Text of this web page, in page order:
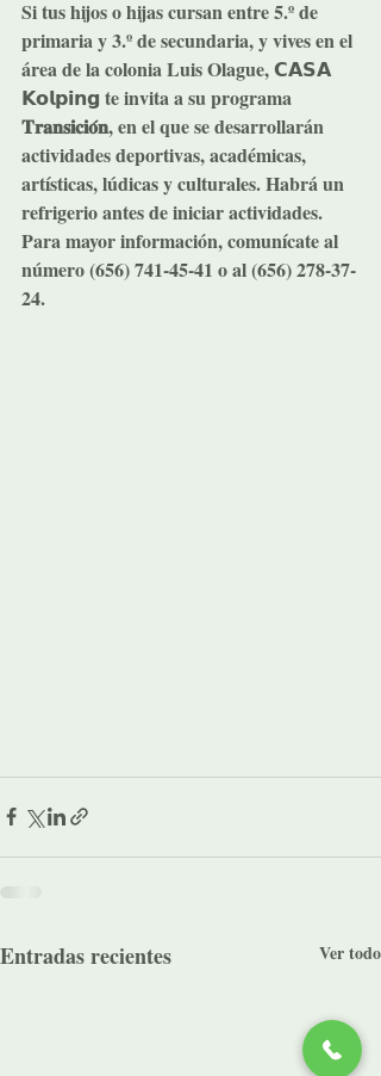
Si tus hijos o hijas cursan entre 5.º de
primaria y 3.º de secundaria, y vives en el
área de la colonia Luis Olague, 𝗖𝗔𝗦𝗔
𝗞𝗼𝗹𝗽𝗶𝗻𝗴 te invita a su programa
𝐓𝐫𝐚𝐧𝐬𝐢𝐜𝐢𝐨́𝐧, en el que se desarrollarán
actividades deportivas, académicas,
artísticas, lúdicas y culturales. Habrá un
refrigerio antes de iniciar actividades.
Para mayor información, comunícate al
número (656) 741-45-41 o al (656) 278-37-
24.
Entradas recientes Ver todo